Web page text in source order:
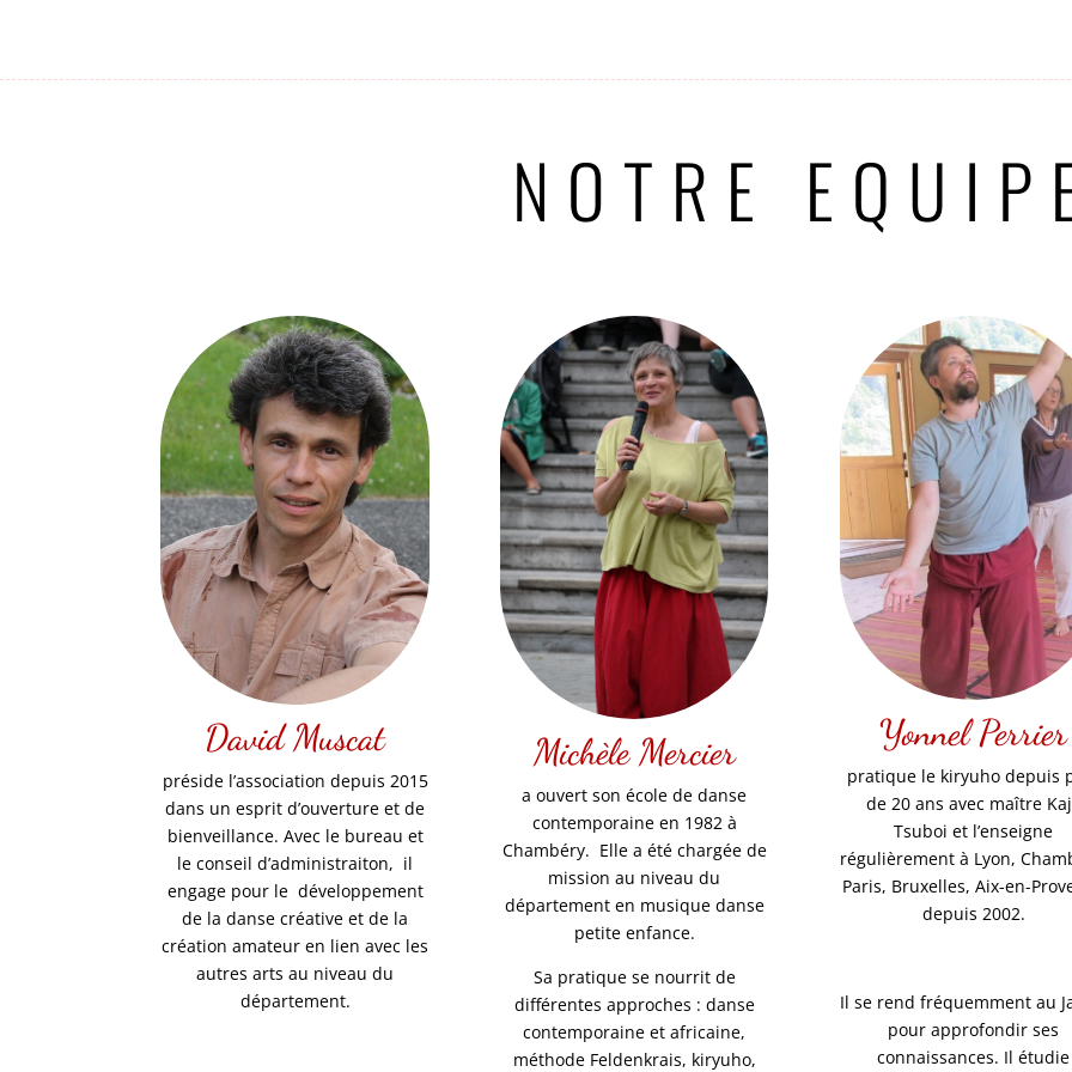
NOTRE
David Muscat
préside l’association depuis 2015
dans un esprit d’ouverture et de
bienveillance. Avec le bureau et
le conseil d’administraiton, il
engage pour le développement
de la danse créative et de la
création amateur en lien avec les
autres arts au niveau du
département.
Michèle Mercier
a ouvert son école de danse
contemporaine en 1982 à
Chambéry. Elle a été chargée de
mission au niveau du
département en musique danse
petite enfance.
Sa pratique se nourrit de
différentes approches : danse
contemporaine et africaine,
méthode Feldenkrais, kiryuho,
Yonnel Perrier
pratique le kiryuho depuis
de 20 ans avec maître
Tsuboi et l’enseigne
régulièrement à Lyon,
Paris, Bruxelles, Aix-en-
depuis 2002.
Il se rend fréquemment au
pour approfondir ses
connaissances. Il étudie